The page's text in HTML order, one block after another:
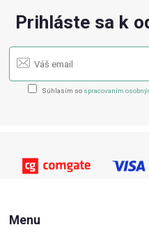
Prihláste sa k
Súhlasím so spracovaním
Menu